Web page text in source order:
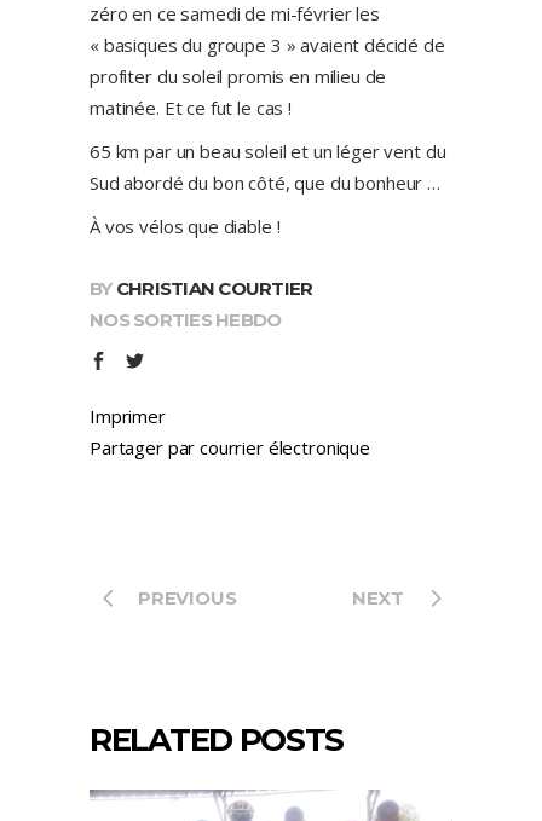
zéro en ce samedi de mi-février les
« basiques du groupe 3 » avaient décidé de
profiter du soleil promis en milieu de
matinée. Et ce fut le cas !
65 km par un beau soleil et un léger vent du
Sud abordé du bon côté, que du bonheur …
À vos vélos que diable !
BY CHRISTIAN COURTIER
NOS SORTIES HEBDO
Imprimer
Partager par courrier électronique
PREVIOUS NEXT
RELATED POSTS